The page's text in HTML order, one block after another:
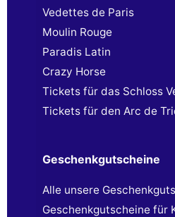
Vedettes de Paris
Moulin Rouge
Paradis Latin
Crazy Horse
Tickets für das Schloss
Tickets für den Arc de
Geschenkgutscheine
Alle unsere
Geschenkgutscheine für